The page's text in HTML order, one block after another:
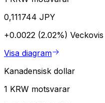
0,111744 JPY
+0.0022 (2.02%) Veckovis
Visa diagram
Kanadensisk dollar
1 KRW motsvarar